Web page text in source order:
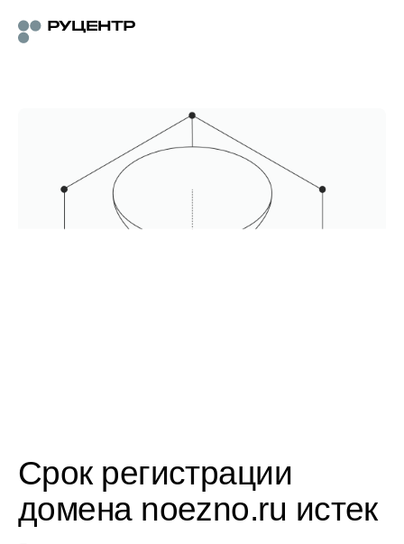
Срок регистрации
домена noezno.ru истек